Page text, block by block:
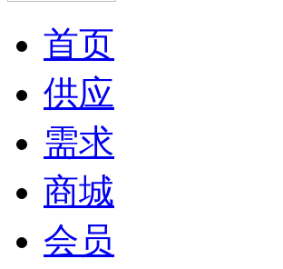
首页
供应
需求
商城
会员